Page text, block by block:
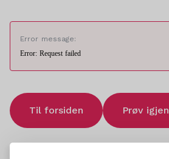
Error message:
Error: Request failed
Til forsiden Prøv igjen